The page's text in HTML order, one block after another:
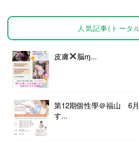
人気記事(トータ
皮膚 脳ɱ...
第12期個性學＠福山 6
す...